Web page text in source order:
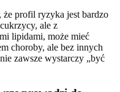
profil ryzyka jest bardzo
ale z
lipidami, może mieć
choroby, ale bez innych
zawsze wystarczy „być